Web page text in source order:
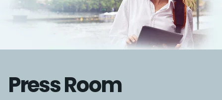
Press Room